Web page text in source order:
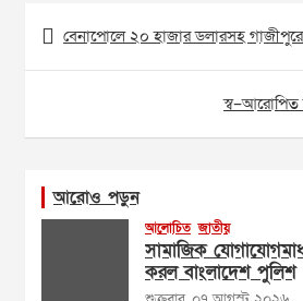
Post
navigation
বেনাপোলে ২০ হাজার ডলারসহ
স্ব–আরোপিত
আরোও পড়ুন
আলোচিত জাতীয়
সামাজিক
করল বাংলাদেশ পুলিশ